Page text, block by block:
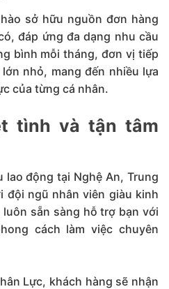
sở hữu nguồn đơn hàng
đáp ứng đa dạng nhu cầu
bình mỗi tháng, đơn vị tiếp
nhỏ, mang đến nhiều lựa
của từng cá nhân.
tình và tận tâm
động tại Nghệ An, Trung
đội ngũ nhân viên giàu kinh
sẵn sàng hỗ trợ bạn với
cách làm việc chuyên
Lực, khách hàng sẽ nhận